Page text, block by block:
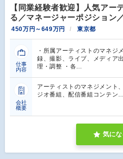
【同業経験者歓迎】人気アー
る／マネージャーポジション
450万円～649万円 東京都
仕事
内容
・所属アーティストのマネジ
録、撮影、ライブ、メディア
理・調整 ・各…
会社
概要
アーティストのマネジメント
ジオ番組、配信番組コンテン…
気にな